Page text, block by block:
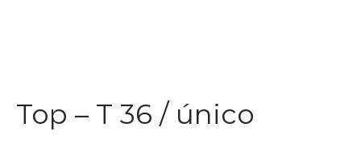
Top – T 36 / único